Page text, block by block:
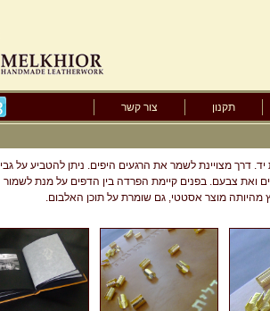
תקנון צור קשר
דרך מצויינת לשמר את הרגעים היפים. ניתן להטביע על גבי
ואת צבעם. בפנים קיימת הפרדה בין הדפים על מנת לשמור
מהיותה מוצר אסטטי, גם שומרת על תוכן האלבום.